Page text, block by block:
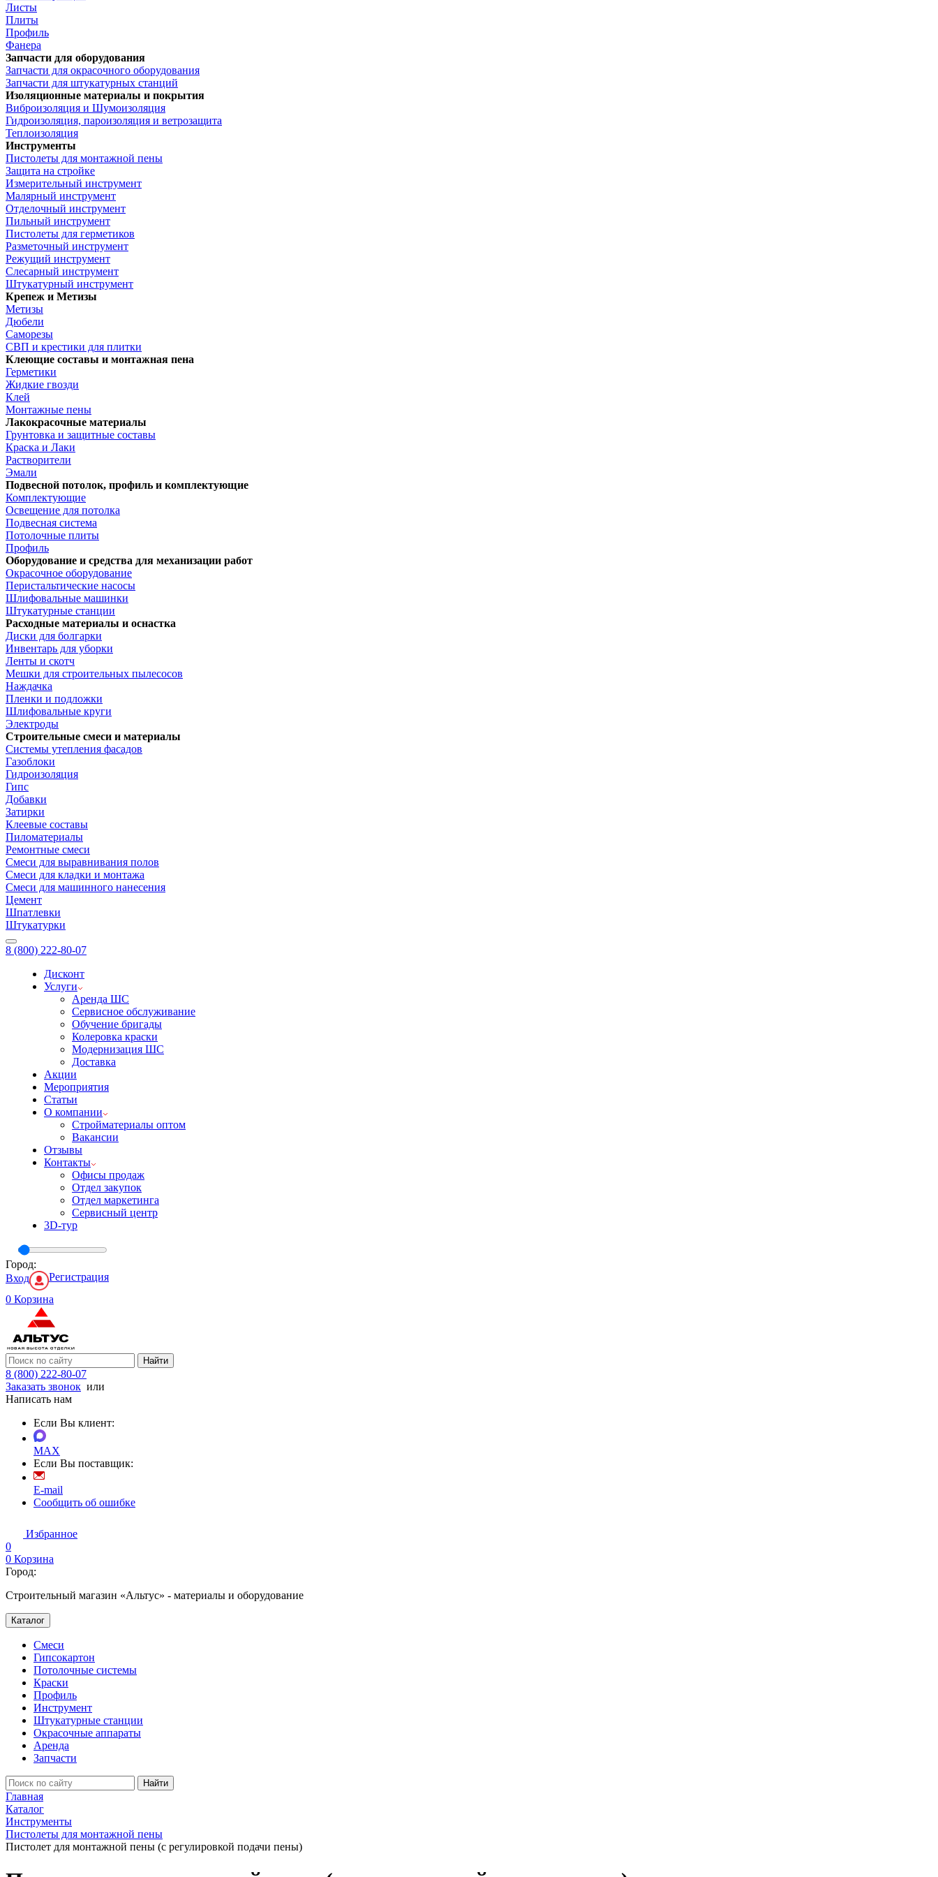
Листы
Плиты
Профиль
Фанера
Запчасти для оборудования
Запчасти для окрасочного оборудования
Запчасти для штукатурных станций
Изоляционные материалы и покрытия
Виброизоляция и Шумоизоляция
Гидроизоляция, пароизоляция и ветрозащита
Теплоизоляция
Инструменты
Пистолеты для монтажной пены
Защита на стройке
Измерительный инструмент
Малярный инструмент
Отделочный инструмент
Пильный инструмент
Пистолеты для герметиков
Разметочный инструмент
Режущий инструмент
Слесарный инструмент
Штукатурный инструмент
Крепеж и Метизы
Метизы
Дюбели
Саморезы
СВП и крестики для плитки
Клеющие составы и монтажная пена
Герметики
Жидкие гвозди
Клей
Монтажные пены
Лакокрасочные материалы
Грунтовка и защитные составы
Краска и Лаки
Растворители
Эмали
Подвесной потолок, профиль и комплектующие
Комплектующие
Освещение для потолка
Подвесная система
Потолочные плиты
Профиль
Оборудование и средства для механизации работ
Окрасочное оборудование
Перистальтические насосы
Шлифовальные машинки
Штукатурные станции
Расходные материалы и оснастка
Диски для болгарки
Инвентарь для уборки
Ленты и скотч
Мешки для строительных пылесосов
Наждачка
Пленки и подложки
Шлифовальные круги
Электроды
Строительные смеси и материалы
Системы утепления фасадов
Газоблоки
Гидроизоляция
Гипс
Добавки
Затирки
Клеевые составы
Пиломатериалы
Ремонтные смеси
Смеси для выравнивания полов
Смеси для кладки и монтажа
Смеси для машинного нанесения
Цемент
Шпатлевки
Штукатурки
8 (800) 222-80-07
Дисконт
Услуги
Аренда ШС
Сервисное обслуживание
Обучение бригады
Колеровка краски
Модернизация ШС
Доставка
Акции
Мероприятия
Статьи
О компании
Стройматериалы оптом
Вакансии
Отзывы
Контакты
Офисы продаж
Отдел закупок
Отдел маркетинга
Сервисный центр
3D-тур
Город:
Вход
Регистрация
0 Корзина
Найти
8 (800) 222-80-07
Заказать звонок или
Написать нам
Если Вы клиент:
MAX
Если Вы поставщик:
E-mail
Сообщить об ошибке
Избранное
0
0 Корзина
Город:
Строительный магазин «Альтус» - материалы и оборудование
Каталог
Смеси
Гипсокартон
Потолочные системы
Краски
Профиль
Инструмент
Штукатурные станции
Окрасочные аппараты
Аренда
Запчасти
Найти
Главная
Каталог
Инструменты
Пистолеты для монтажной пены
Пистолет для монтажной пены (с регулировкой подачи пены)